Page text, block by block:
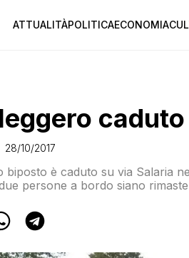
ATTUALITÀPOLITICAECONOMIA
28/10/2017
biposto è caduto su via Salaria
persone a bordo siano
che è caduto all’alterzza […]